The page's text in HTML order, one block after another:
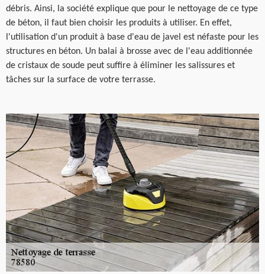
débris. Ainsi, la société explique que pour le nettoyage de ce type
de béton, il faut bien choisir les produits à utiliser. En effet,
l'utilisation d'un produit à base d'eau de javel est néfaste pour les
structures en béton. Un balai à brosse avec de l'eau additionnée
de cristaux de soude peut suffire à éliminer les salissures et
tâches sur la surface de votre terrasse.